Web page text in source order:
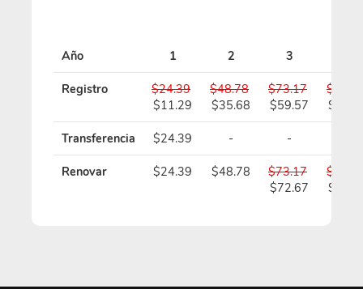
Año 1 2 3
Registro
$24.39
$11.29
$48.78
$35.68
$73.17
$59.57
Transferencia $24.39 - -
Renovar $24.39 $48.78
$73.17
$72.67